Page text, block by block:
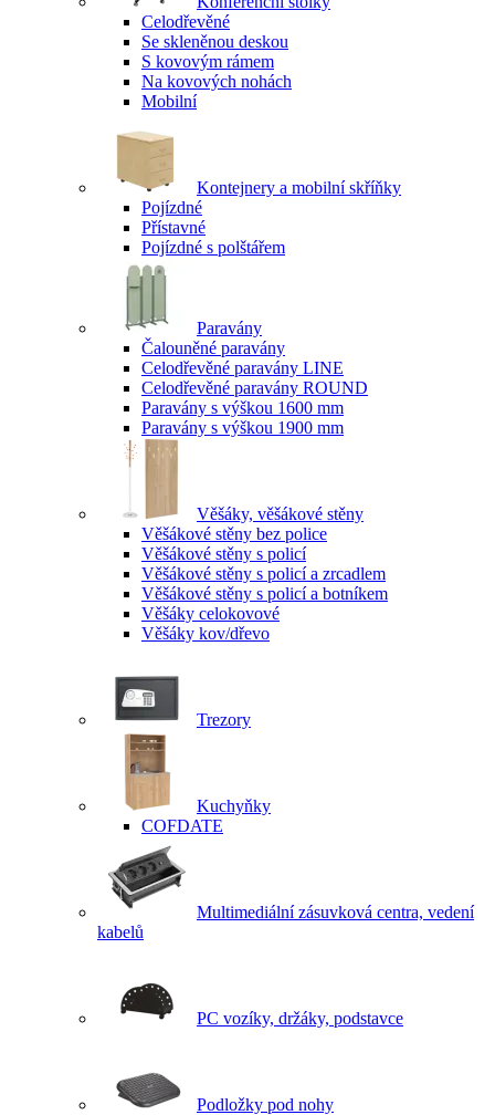
Celodřevěné
Se skleněnou deskou
S kovovým rámem
Na kovových nohách
Mobilní
Kontejnery a mobilní skříňky
Pojízdné
Přístavné
Pojízdné s polštářem
Paravány
Čalouněné paravány
Celodřevěné paravány LINE
Celodřevěné paravány ROUND
Paravány s výškou 1600 mm
Paravány s výškou 1900 mm
Věšáky, věšákové stěny
Věšákové stěny bez police
Věšákové stěny s policí
Věšákové stěny s policí a zrcadlem
Věšákové stěny s policí a botníkem
Věšáky celokovové
Věšáky kov/dřevo
Trezory
Kuchyňky
COFDATE
Multimediální zásuvková centra, vedení
kabelů
PC vozíky, držáky, podstavce
Podložky pod nohy